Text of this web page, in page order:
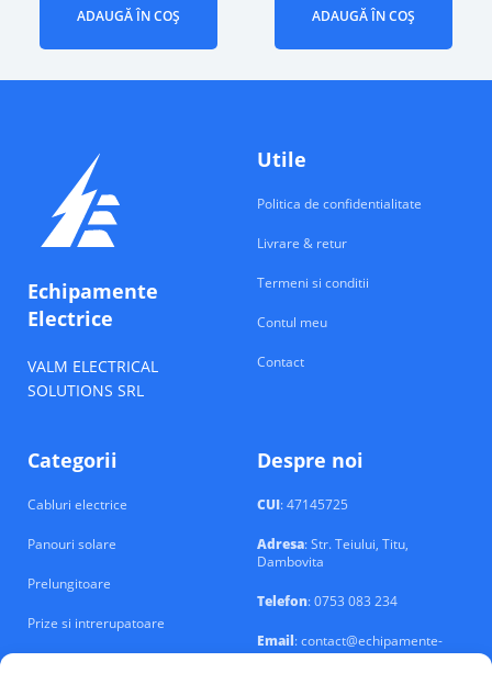
ADAUGĂ ÎN COȘ ADAUGĂ ÎN COȘ
Echipamente
Electrice
VALM ELECTRICAL
SOLUTIONS SRL
Utile
Politica de confidentialitate
Livrare & retur
Termeni si conditii
Contul meu
Contact
Categorii
Cabluri electrice
Panouri solare
Prelungitoare
Prize si intrerupatoare
Despre noi
CUI: 47145725
Adresa: Str. Teiului, Titu,
Dambovita
Telefon: 0753 083 234
Email: contact@echipamente-
electrice.ro